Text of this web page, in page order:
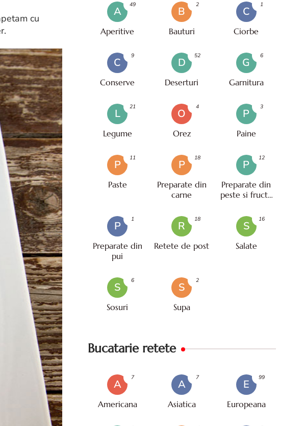
cu
A
Aperitive
49
B
Bauturi
2
C
Ciorbe
1
C
Conserve
9
D
Deserturi
52
G
Garnitura
6
L
Legume
21
O
Orez
4
P
Paine
3
P
Paste
11
P
Preparate din
carne
18
P
Preparate din
peste si fructe
12
P
Preparate din
pui
1
R
Retete de post
18
S
Salate
16
S
Sosuri
6
S
Supa
2
Bucatarie retete
A
Americana
7
A
Asiatica
7
E
Europeana
99